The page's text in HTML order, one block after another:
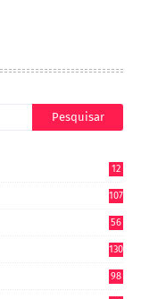
12
107
56
130
98